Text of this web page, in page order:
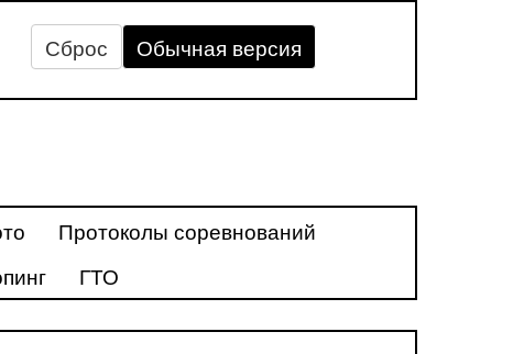
Сброс Обычная версия
Протоколы соревнований
ГТО